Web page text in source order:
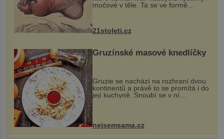
močové v těle. Ta se ve formě
nohou, a způsobuje bole...
21stoleti.cz
Gruzínské masové knedlíčky
Gruzie se nachází na rozhraní dvou
kontinentů a právě to se promítá i do
její kuchyně. Snoubí se v ní
evropské a asijské chutě a díky tomu
vznikají rozmanité a chuťově bohaté
pokrmy, které rozhodně st...
nejsemsama.cz